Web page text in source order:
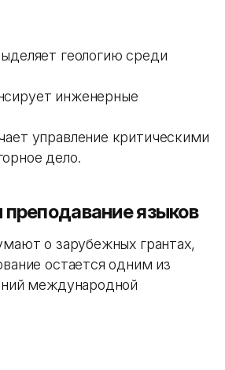
геологию среди
инженерные
управление критическими
дело.
преподавание языков
о зарубежных грантах,
остается одним из
международной